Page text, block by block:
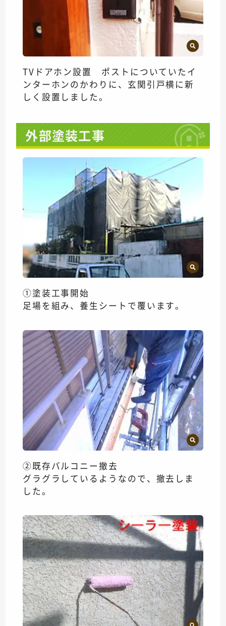
TVドアホン設置 ポストについていたイ
ンターホンのかわりに、玄関引戸横に新
しく設置しました。
外部塗装工事
①塗装工事開始
足場を組み、養生シートで覆います。
②既存バルコニー撤去
グラグラしているようなので、撤去しま
した。